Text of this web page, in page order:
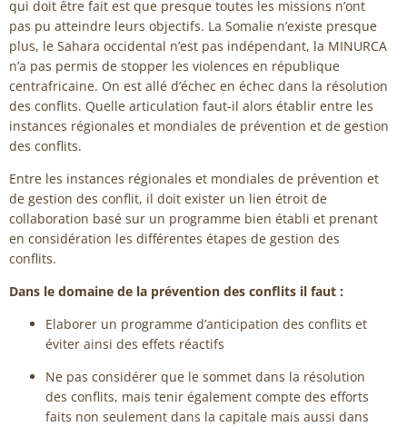
qui doit être fait est que presque toutes les missions n’ont
pas pu atteindre leurs objectifs. La Somalie n’existe presque
plus, le Sahara occidental n’est pas indépendant, la MINURCA
n’a pas permis de stopper les violences en république
centrafricaine. On est allé d’échec en échec dans la résolution
des conflits. Quelle articulation faut-il alors établir entre les
instances régionales et mondiales de prévention et de gestion
des conflits.
Entre les instances régionales et mondiales de prévention et
de gestion des conflit, il doit exister un lien étroit de
collaboration basé sur un programme bien établi et prenant
en considération les différentes étapes de gestion des
conflits.
Dans le domaine de la prévention des conflits il faut :
Elaborer un programme d’anticipation des conflits et
éviter ainsi des effets réactifs
Ne pas considérer que le sommet dans la résolution
des conflits, mais tenir également compte des efforts
faits non seulement dans la capitale mais aussi dans